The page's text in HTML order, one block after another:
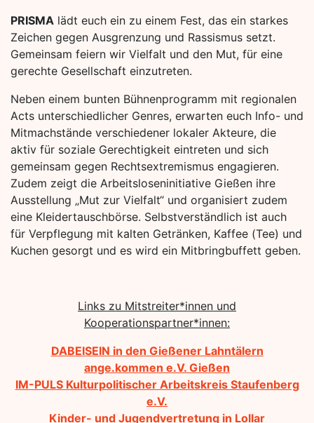
PRISMA lädt euch ein zu einem Fest, das ein starkes
Zeichen gegen Ausgrenzung und Rassismus setzt.
Gemeinsam feiern wir Vielfalt und den Mut, für eine
gerechte Gesellschaft einzutreten.
Neben einem bunten Bühnenprogramm mit regionalen
Acts unterschiedlicher Genres, erwarten euch Info- und
Mitmachstände verschiedener lokaler Akteure, die
aktiv für soziale Gerechtigkeit eintreten und sich
gemeinsam gegen Rechtsextremismus engagieren.
Zudem zeigt die Arbeitsloseninitiative Gießen ihre
Ausstellung „Mut zur Vielfalt“ und organisiert zudem
eine Kleidertauschbörse. Selbstverständlich ist auch
für Verpflegung mit kalten Getränken, Kaffee (Tee) und
Kuchen gesorgt und es wird ein Mitbringbuffett geben.
Links zu Mitstreiter*innen und
Kooperationspartner*innen:
DABEISEIN in den Gießener Lahntälern
ange.kommen e.V. Gießen
IM-PULS Kulturpolitischer Arbeitskreis Staufenberg
e.V.
Kinder- und Jugendvertretung in Lollar